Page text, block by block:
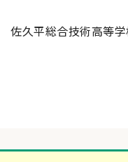
佐久平総合技術高等